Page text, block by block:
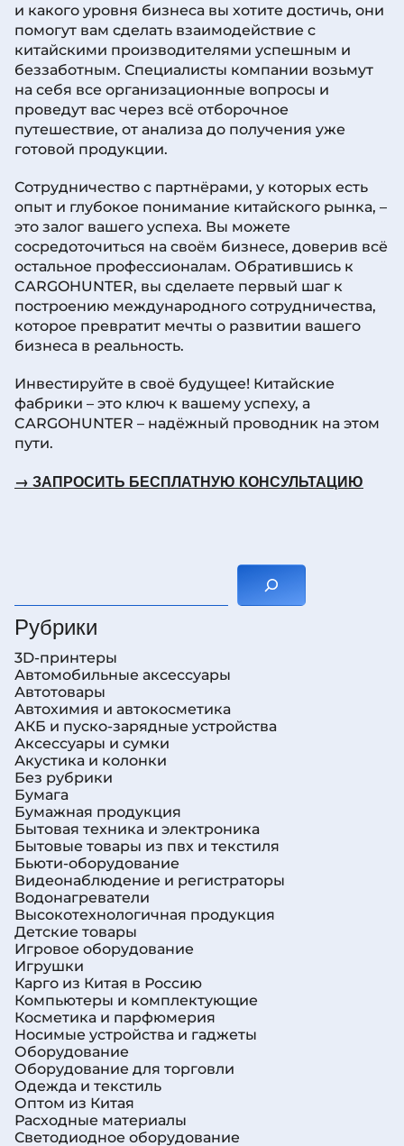
и какого уровня бизнеса вы хотите достичь, они
помогут вам сделать взаимодействие с
китайскими производителями успешным и
беззаботным. Специалисты компании возьмут
на себя все организационные вопросы и
проведут вас через всё отборочное
путешествие, от анализа до получения уже
готовой продукции.
Сотрудничество с партнёрами, у которых есть
опыт и глубокое понимание китайского рынка, –
это залог вашего успеха. Вы можете
сосредоточиться на своём бизнесе, доверив всё
остальное профессионалам. Обратившись к
CARGOHUNTER, вы сделаете первый шаг к
построению международного сотрудничества,
которое превратит мечты о развитии вашего
бизнеса в реальность.
Инвестируйте в своё будущее! Китайские
фабрики – это ключ к вашему успеху, а
CARGOHUNTER – надёжный проводник на этом
пути.
→ ЗАПРОСИТЬ БЕСПЛАТНУЮ КОНСУЛЬТАЦИЮ
Рубрики
3D-принтеры
Автомобильные аксессуары
Автотовары
Автохимия и автокосметика
АКБ и пуско-зарядные устройства
Аксессуары и сумки
Акустика и колонки
Без рубрики
Бумага
Бумажная продукция
Бытовая техника и электроника
Бытовые товары из пвх и текстиля
Бьюти-оборудование
Видеонаблюдение и регистраторы
Водонагреватели
Высокотехнологичная продукция
Детские товары
Игровое оборудование
Игрушки
Карго из Китая в Россию
Компьютеры и комплектующие
Косметика и парфюмерия
Носимые устройства и гаджеты
Оборудование
Оборудование для торговли
Одежда и текстиль
Оптом из Китая
Расходные материалы
Светодиодное оборудование